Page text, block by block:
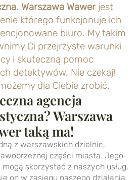
Warszawa Wawerjest
którego funkcjonuje ich
biuro. My takim
Ci przejrzyste warunki
i skuteczną pomoc
detektywów. Nie czekaj!
dla Ciebie zrobić.
agencja
Warszawa
taką ma!
z warszawskich dzielnic,
części miasta. Jego
skorzystać z naszych usług,
on w zasięgu naszego działania.